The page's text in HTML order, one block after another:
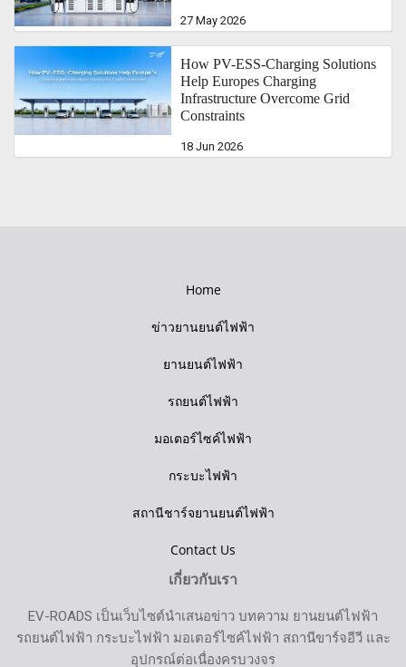
27 May 2026
How PV-ESS-Charging Solutions
Help Europes Charging
Infrastructure Overcome Grid
Constraints
18 Jun 2026
Home
ข่าวยานยนต์ไฟฟ้า
ยานยนต์ไฟฟ้า
รถยนต์ไฟฟ้า
มอเตอร์ไซค์ไฟฟ้า
กระบะไฟฟ้า
สถานีชาร์จยานยนต์ไฟฟ้า
Contact Us
เกี่ยวกับเรา
EV-ROADS เป็นเว็บไซต์นำเสนอข่าว บทความ ยานยนต์ไฟฟ้า
รถยนต์ไฟฟ้า กระบะไฟฟ้า มอเตอร์ไซค์ไฟฟ้า สถานีขาร์จอีวี และ
อุปกรณ์ต่อเนื่องครบวงจร